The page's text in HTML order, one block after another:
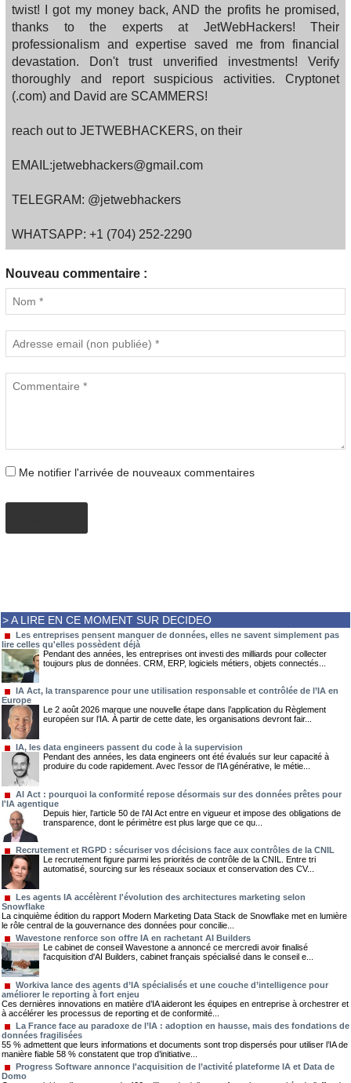
twist! I got my money back, AND the profits he promised,
thanks to the experts at JetWebHackers! Their
professionalism and expertise saved me from financial
devastation. Don't trust unverified investments! Verify
thoroughly and report suspicious activities. Cryptonet
(.com) and David are SCAMMERS!
reach out to JETWEBHACKERS, on their
EMAIL:jetwebhackers@gmail.com
TELEGRAM: @jetwebhackers
WHATSAPP: +1 (704) 252-2290
Nouveau commentaire :
Me notifier l'arrivée de nouveaux commentaires
> A LIRE EN CE MOMENT SUR DECIDEO
Les entreprises pensent manquer de données, elles ne savent simplement pas
lire celles qu'elles possèdent déjà
Pendant des années, les entreprises ont investi des milliards pour collecter
toujours plus de données. CRM, ERP, logiciels métiers, objets connectés...
IA Act, la transparence pour une utilisation responsable et contrôlée de l’IA en
Europe
Le 2 août 2026 marque une nouvelle étape dans l’application du Règlement
européen sur l’IA. À partir de cette date, les organisations devront fair...
IA, les data engineers passent du code à la supervision
Pendant des années, les data engineers ont été évalués sur leur capacité à
produire du code rapidement. Avec l’essor de l’IA générative, le métie...
AI Act : pourquoi la conformité repose désormais sur des données prêtes pour
l'IA agentique
Depuis hier, l'article 50 de l'AI Act entre en vigueur et impose des obligations de
transparence, dont le périmètre est plus large que ce qu...
Recrutement et RGPD : sécuriser vos décisions face aux contrôles de la CNIL
Le recrutement figure parmi les priorités de contrôle de la CNIL. Entre tri
automatisé, sourcing sur les réseaux sociaux et conservation des CV...
Les agents IA accélèrent l'évolution des architectures marketing selon
Snowflake
La cinquième édition du rapport Modern Marketing Data Stack de Snowflake met en lumière
le rôle central de la gouvernance des données pour concilie...
Wavestone renforce son offre IA en rachetant AI Builders
Le cabinet de conseil Wavestone a annoncé ce mercredi avoir finalisé
l'acquisition d'AI Builders, cabinet français spécialisé dans le conseil e...
Workiva lance des agents d’IA spécialisés et une couche d’intelligence pour
améliorer le reporting à fort enjeu
Ces dernières innovations en matière d’IA aideront les équipes en entreprise à orchestrer et
à accélérer les processus de reporting et de conformité...
La France face au paradoxe de l’IA : adoption en hausse, mais des fondations de
données fragilisées
55 % admettent que leurs informations et documents sont trop dispersés pour utiliser l’IA de
manière fiable 58 % constatent que trop d’initiative...
Progress Software annonce l'acquisition de l’activité plateforme IA et Data de
Domo